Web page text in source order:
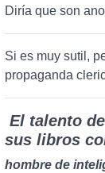
Diría que son
Si es muy sutil,
propaganda
El talento
sus libros
hombre de